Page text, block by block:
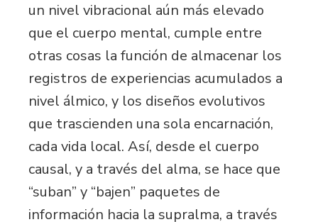
un nivel vibracional aún más elevado
que el cuerpo mental, cumple entre
otras cosas la función de almacenar los
registros de experiencias acumulados a
nivel álmico, y los diseños evolutivos
que trascienden una sola encarnación,
cada vida local. Así, desde el cuerpo
causal, y a través del alma, se hace que
“suban” y “bajen” paquetes de
información hacia la supralma, a través